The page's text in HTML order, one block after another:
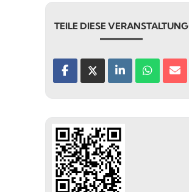
TEILE DIESE VERANSTALTUNG